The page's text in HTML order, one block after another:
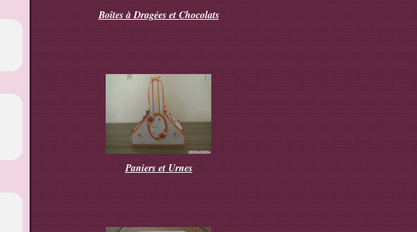
Boîtes à Dragées et Chocolats
Paniers et Urnes